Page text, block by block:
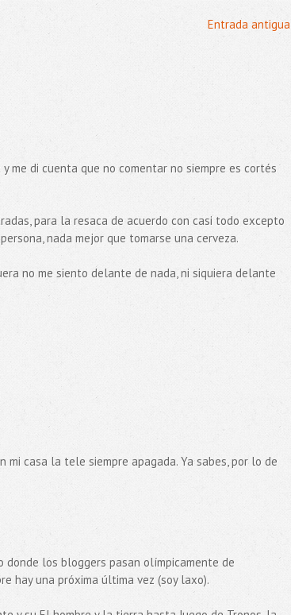
Entrada antigua
me di cuenta que no comentar no siempre es cortés
para la resaca de acuerdo con casi todo excepto
nada mejor que tomarse una cerveza.
no me siento delante de nada, ni siquiera delante
mi casa la tele siempre apagada. Ya sabes, por lo de
los bloggers pasan olímpicamente de
hay una próxima última vez (soy laxo).